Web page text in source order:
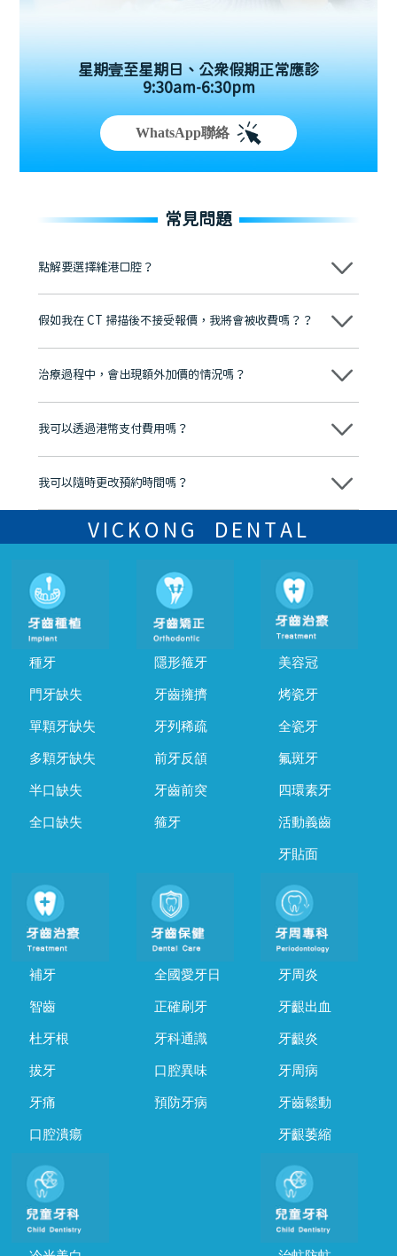
星期壹至星期日、公眾假期正常應診
9:30am-6:30pm
WhatsApp聯絡
常見問題
點解要選擇維港口腔？
維港口腔踐行「醫道濟世」的大學校訓，各分院匯聚來自香港、內地的
牌」、「2025香港企業領袖品牌」，是諾貝爾種植系統全球放心植牙中
至今已服務超過三十個國家和地區的顧客，受到粵港澳大灣區及周邊城
市市民極高的口碑評價及信任推薦 珠海、深圳設有八大分院，香港亦設
有咨詢及服務保障中心，有任何問題都可以隨時預約免費咨詢，讓人十
假如我在 CT 掃描後不接受報價，我將會被收費嗎？？
不會！只要未開始實際服務之前，你不會被收取任何費用。
治療過程中，會出現額外加價的情況嗎？
不會，治療前我們會詳細說明治療方案及對應的價錢，顧客同意並簽字
我可以透過港幣支付費用嗎？
可以。維港口腔會按照當日匯率轉算收取費用，而匯率會及時告知客人
我可以隨時更改預約時間嗎？
可以，請盡早通過wechat或whatsapp聯絡我們，告知我們你原本預約
的時間及資料，並且重新預約的日期及時段
VICKONG DENTAL
種牙
門牙缺失
單顆牙缺失
多顆牙缺失
半口缺失
全口缺失
隱形箍牙
牙齒擁擠
牙列稀疏
前牙反頜
牙齒前突
箍牙
美容冠
烤瓷牙
全瓷牙
氟斑牙
四環素牙
活動義齒
牙貼面
補牙
智齒
杜牙根
拔牙
牙痛
口腔潰瘍
全國愛牙日
正確刷牙
牙科通識
口腔異味
預防牙病
牙周炎
牙齦出血
牙齦炎
牙周病
牙齒鬆動
牙齦萎縮